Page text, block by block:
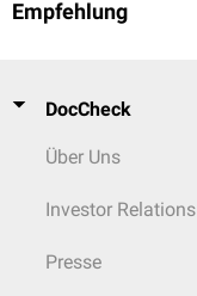
Empfehlung
DocCheck
Über Uns
Investor Relations
Presse